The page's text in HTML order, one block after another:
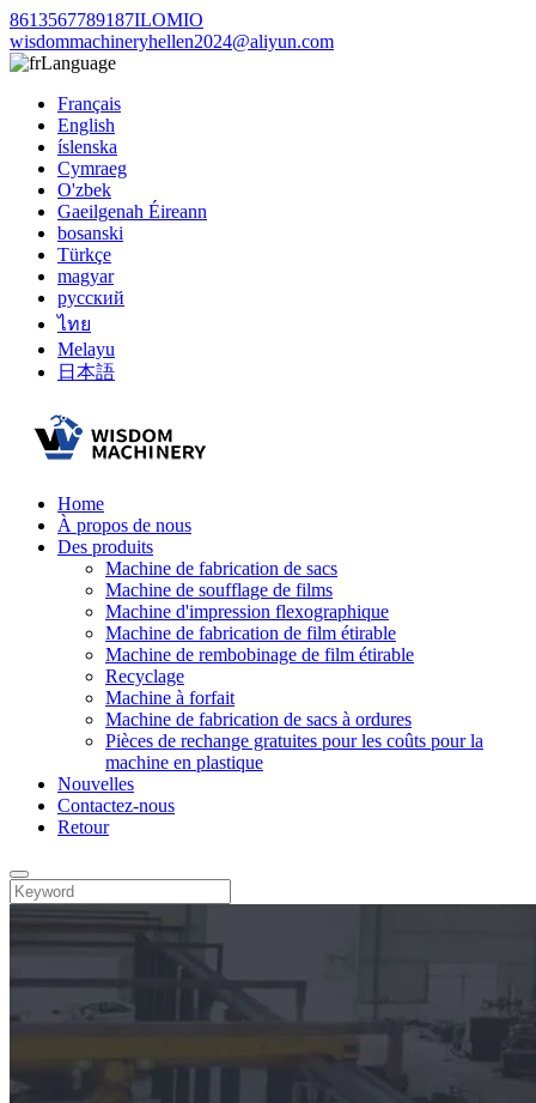
8613567789187ILOMIO
wisdommachineryhellen2024@aliyun.com
Language
Français
English
íslenska
Cymraeg
O'zbek
Gaeilgenah Éireann
bosanski
Türkçe
magyar
русский
ไทย
Melayu
日本語
Home
À propos de nous
Des produits
Machine de fabrication de sacs
Machine de soufflage de films
Machine d'impression flexographique
Machine de fabrication de film étirable
Machine de rembobinage de film étirable
Recyclage
Machine à forfait
Machine de fabrication de sacs à ordures
Pièces de rechange gratuites pour les coûts pour la
machine en plastique
Nouvelles
Contactez-nous
Retour